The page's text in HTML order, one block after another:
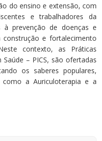
do ensino e extensão, com
e trabalhadores da
à prevenção de doenças e
e fortalecimento
contexto, as Práticas
– PICS, são ofertadas
os saberes populares,
a Auriculoterapia e a